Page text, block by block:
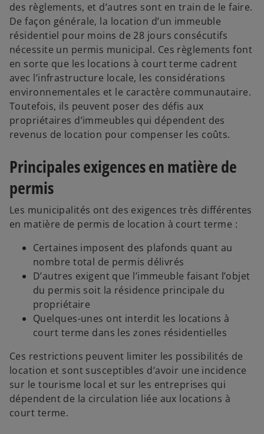
des règlements, et d’autres sont en train de le faire.
De façon générale, la location d’un immeuble
résidentiel pour moins de 28 jours consécutifs
nécessite un permis municipal. Ces règlements font
en sorte que les locations à court terme cadrent
avec l’infrastructure locale, les considérations
environnementales et le caractère communautaire.
Toutefois, ils peuvent poser des défis aux
propriétaires d’immeubles qui dépendent des
revenus de location pour compenser les coûts.
Principales exigences en matière de
permis
Les municipalités ont des exigences très différentes
en matière de permis de location à court terme :
Certaines imposent des plafonds quant au
nombre total de permis délivrés
D’autres exigent que l’immeuble faisant l’objet
du permis soit la résidence principale du
propriétaire
Quelques-unes ont interdit les locations à
court terme dans les zones résidentielles
Ces restrictions peuvent limiter les possibilités de
location et sont susceptibles d’avoir une incidence
sur le tourisme local et sur les entreprises qui
dépendent de la circulation liée aux locations à
court terme.